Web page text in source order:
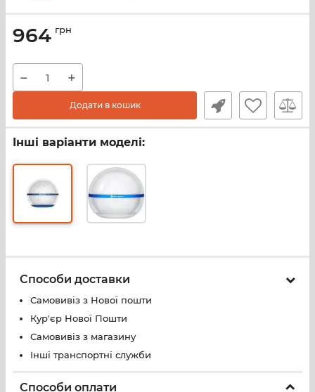
964 грн
− +
Додати в кошик
Інші варіанти моделі:
Способи доставки
Самовивіз з Нової пошти
Кур'єр Нової Пошти
Самовивіз з магазину
Інші транспортні служби
Способи оплати